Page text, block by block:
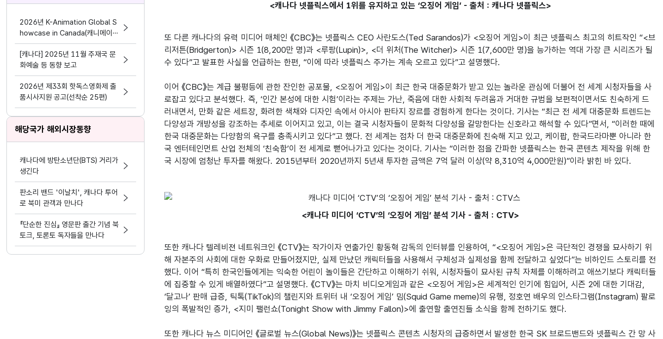
2026년 K-Animation Global S
howcase in Canada(캐니메이션
글로벌 쇼케이스 인 캐나다) 참가기
업 모집 공고
[캐나다] 2025년 11월 주재국 문
화예술 등 동향 보고
2026년 제33회 핫독스영화제 출
품시사지원 공고(선착순 25편)
해당국가 해외시장동향
캐나다에 방탄소년단(BTS) 거리가
생긴다
판소리 밴드 '이날치', 캐나다 투어
로 북미 관객과 만나다
『단순한 진심』 영문판 출간 기념 북
토크, 토론토 독자들을 만나다
<캐나다 넷플릭스에서 1위를 유지하고 있는 ‘오징어 게임’ - 출처 : 캐나다 넷플릭스>
또 다른 캐나다의 유력 미디어 매체인 《CBC》는 넷플릭스 CEO 사란도스(Ted Sarandos)가 <오징어 게임>이 최근 넷플릭스 최고의 히트작인 “<브
리저튼(Bridgerton)> 시즌 1(8,200만 명)과 <루팡(Lupin)>, <더 위처(The Witcher)> 시즌 1(7,600만 명)을 능가하는 역대 가장 큰 시리즈가 될
수 있다”고 발표한 사실을 언급하는 한편, “이에 따라 넷플릭스 주가는 계속 오르고 있다”고 설명했다.
이어 《CBC》는 계급 불평등에 관한 잔인한 공포물, <오징어 게임>이 최근 한국 대중문화가 받고 있는 놀라운 관심에 더불어 전 세계 시청자들을 사
로잡고 있다고 분석했다. 즉, ‘인간 본성에 대한 시험’이라는 주제는 가난, 죽음에 대한 사회적 두려움과 거대한 규범을 보편적이면서도 친숙하게 드
러내면서, 만화 같은 세트장, 화려한 색채와 디자인 속에서 아시아 판타지 장르를 경험하게 한다는 것이다. 기사는 “최근 전 세계 대중문화 트렌드는
다양성과 개방성을 강조하는 추세로 이어지고 있고, 이는 결국 시청자들이 문화적 다양성을 갈망한다는 신호라고 해석할 수 있다”면서, “이러한 때에
한국 대중문화는 다양함의 욕구를 충족시키고 있다”고 했다. 전 세계는 점차 더 한국 대중문화에 친숙해 지고 있고, 케이팝, 한국드라마뿐 아니라 한
국 엔터테인먼트 산업 전체의 ‘친숙함’이 전 세계로 뻗어나가고 있다는 것이다. 기사는 “이러한 점을 간파한 넷플릭스는 한국 콘텐츠 제작을 위해 한
<캐나다 미디어 ‘CTV’의 ‘오징어 게임’ 분석 기사 - 출처 : CTV>
또한 캐나다 텔레비젼 네트워크인 《CTV》는 작가이자 연출가인 황동혁 감독의 인터뷰를 인용하여, “<오징어 게임>은 극단적인 경쟁을 묘사하기 위
해 자본주의 사회에 대한 우화로 만들어졌지만, 실제 만났던 캐릭터들을 사용해서 구체성과 실제성을 함께 전달하고 싶었다”는 비하인드 스토리를 전
했다. 이어 “특히 한국인들에게는 익숙한 어린이 놀이들은 간단하고 이해하기 쉬워, 시청자들이 묘사된 규칙 자체를 이해하려고 애쓰기보다 캐릭터들
에 집중할 수 있게 배열하였다”고 설명했다. 《CTV》는 마치 비디오게임과 같은 <오징어 게임>은 세계적인 인기에 힘입어, 시즌 2에 대한 기대감,
‘달고나’ 판매 급증, 틱톡(TikTok)의 챌린지와 트위터 내 ‘오징어 게임’ 밈(Squid Game meme)의 유행, 정호연 배우의 인스타그램(Instagram) 팔로
잉의 폭발적인 증가, <지미 팰런쇼(Tonight Show with Jimmy Fallon)>에 출연할 출연진들 소식을 함께 전하기도 했다.
또한 캐나다 뉴스 미디어인 《글로벌 뉴스(Global News)》는 넷플릭스 콘텐츠 시청자의 급증하면서 발생한 한국 SK 브로드밴드와 넷플릭스 간 망 사